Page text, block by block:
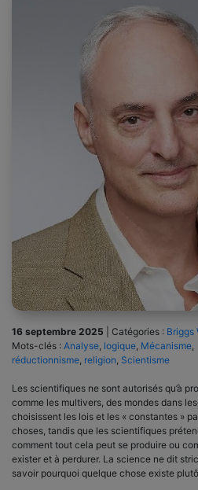
16 septembre 2025 Catégories : Briggs
Mots-clés : Analyse, logique, Mécanisme,
réductionnisme, religion, Scientisme
Les scientifiques ne sont autorisés qu’à
comme les multivers, des mondes dans
choisissent les lois et les « constantes »
choses, tandis que les scientifiques
comment tout cela peut se produire ou
exister et à perdurer. La science ne dit
savoir pourquoi quelque chose existe